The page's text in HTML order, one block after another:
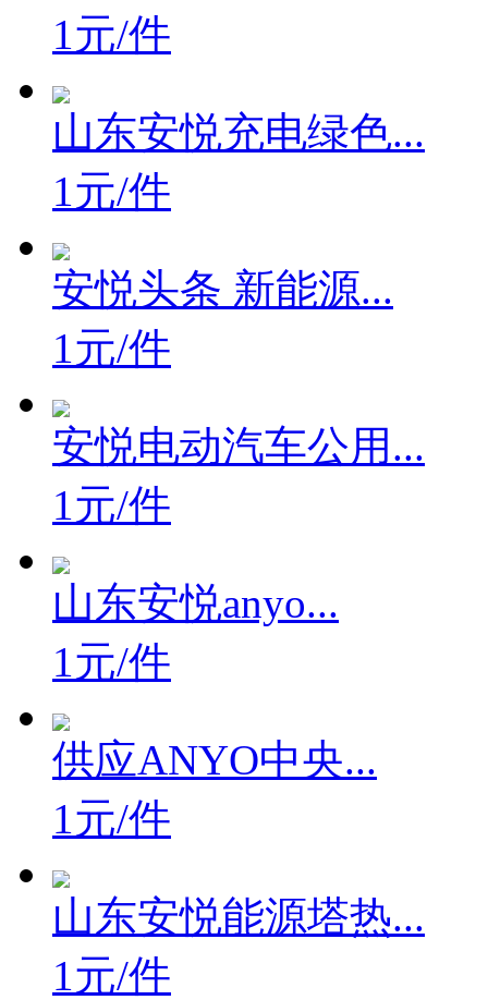
1元/件
山东安悦充电绿色...
1元/件
安悦头条 新能源...
1元/件
安悦电动汽车公用...
1元/件
山东安悦anyo...
1元/件
供应ANYO中央...
1元/件
山东安悦能源塔热...
1元/件